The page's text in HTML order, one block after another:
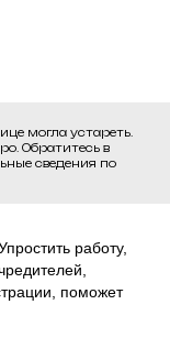
могла устареть.
Обратитесь в
сведения по
работу,
поможет